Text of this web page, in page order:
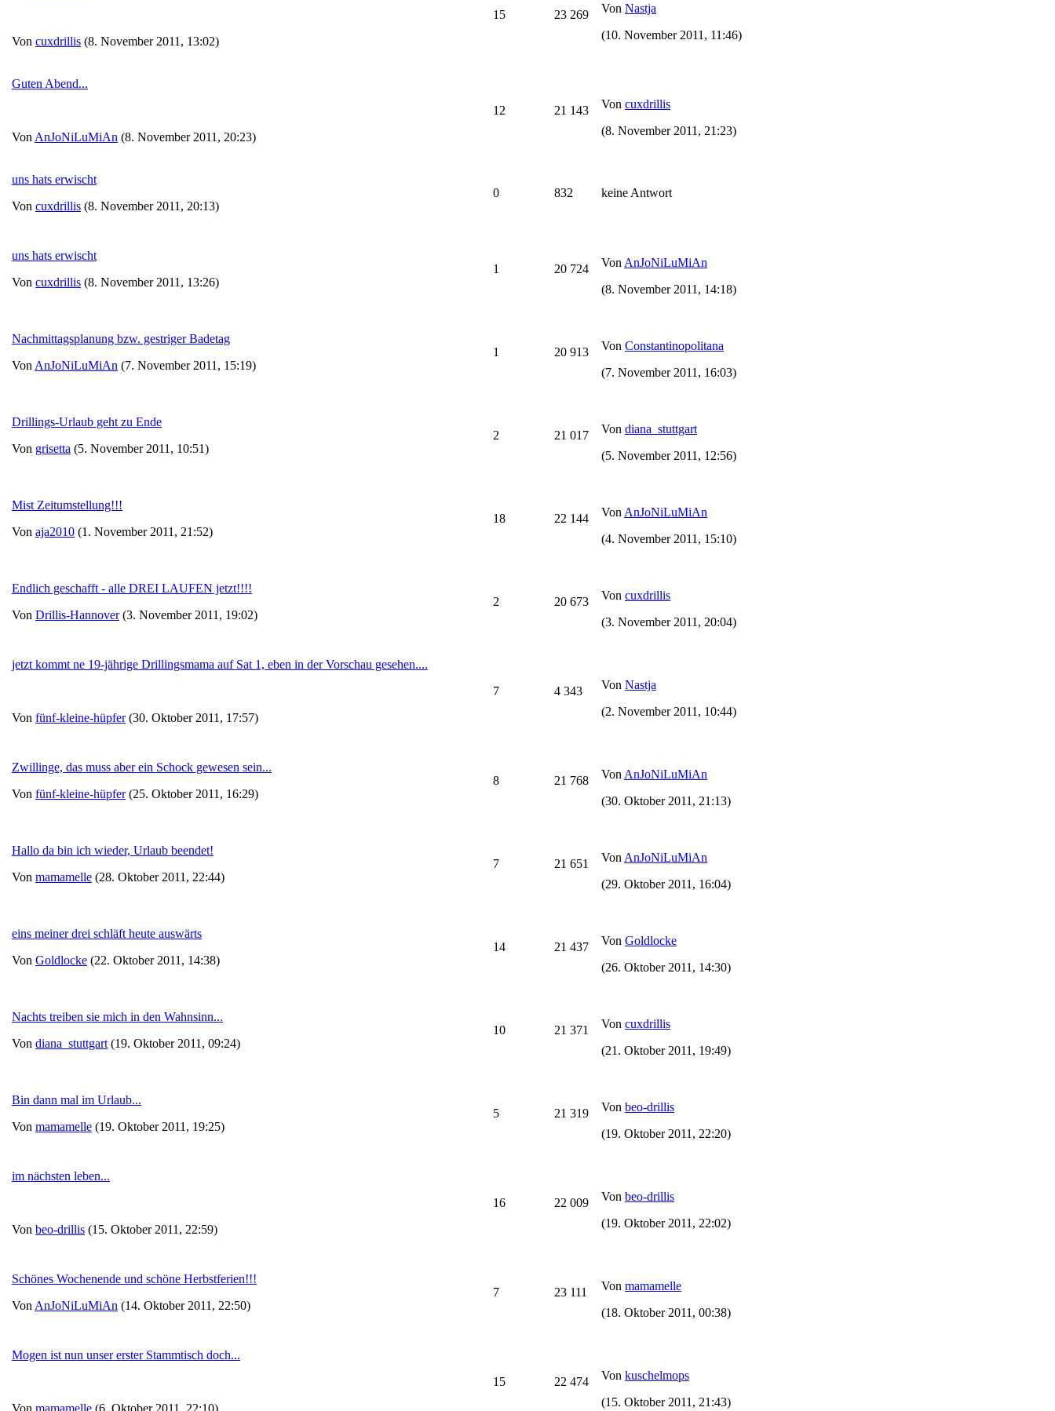
Von cuxdrillis (8. November 2011, 13:02)
15 23 269 Von Nastja
(10. November 2011, 11:46)
Guten Abend...
Von AnJoNiLuMiAn (8. November 2011, 20:23)
12 21 143 Von cuxdrillis
(8. November 2011, 21:23)
uns hats erwischt
Von cuxdrillis (8. November 2011, 20:13)
0 832 keine Antwort
uns hats erwischt
Von cuxdrillis (8. November 2011, 13:26)
1 20 724 Von AnJoNiLuMiAn
(8. November 2011, 14:18)
Nachmittagsplanung bzw. gestriger Badetag
Von AnJoNiLuMiAn (7. November 2011, 15:19)
1 20 913 Von Constantinopolitana
(7. November 2011, 16:03)
Drillings-Urlaub geht zu Ende
Von grisetta (5. November 2011, 10:51)
2 21 017 Von diana_stuttgart
(5. November 2011, 12:56)
Mist Zeitumstellung!!!
Von aja2010 (1. November 2011, 21:52)
18 22 144 Von AnJoNiLuMiAn
(4. November 2011, 15:10)
Endlich geschafft - alle DREI LAUFEN jetzt!!!!
Von Drillis-Hannover(3. November 2011, 19:02)
2 20 673 Von cuxdrillis
(3. November 2011, 20:04)
jetzt kommt ne 19-jährige Drillingsmama auf Sat 1, eben in der Vorschau gesehen....
Von fünf-kleine-hüpfer(30. Oktober 2011, 17:57)
7 4 343 Von Nastja
(2. November 2011, 10:44)
Zwillinge, das muss aber ein Schock gewesen sein...
Von fünf-kleine-hüpfer(25. Oktober 2011, 16:29)
8 21 768 Von AnJoNiLuMiAn
(30. Oktober 2011, 21:13)
Hallo da bin ich wieder, Urlaub beendet!
Von mamamelle (28. Oktober 2011, 22:44)
7 21 651 Von AnJoNiLuMiAn
(29. Oktober 2011, 16:04)
eins meiner drei schläft heute auswärts
Von Goldlocke (22. Oktober 2011, 14:38)
14 21 437 Von Goldlocke
(26. Oktober 2011, 14:30)
Nachts treiben sie mich in den Wahnsinn...
Von diana_stuttgart (19. Oktober 2011, 09:24)
10 21 371 Von cuxdrillis
(21. Oktober 2011, 19:49)
Bin dann mal im Urlaub...
Von mamamelle (19. Oktober 2011, 19:25)
5 21 319 Von beo-drillis
(19. Oktober 2011, 22:20)
im nächsten leben...
Von beo-drillis (15. Oktober 2011, 22:59)
16 22 009 Von beo-drillis
(19. Oktober 2011, 22:02)
Schönes Wochenende und schöne Herbstferien!!!
Von AnJoNiLuMiAn (14. Oktober 2011, 22:50)
7 23 111 Von mamamelle
(18. Oktober 2011, 00:38)
Mogen ist nun unser erster Stammtisch doch...
15 22 474 Von kuschelmops
(15. Oktober 2011, 21:43)